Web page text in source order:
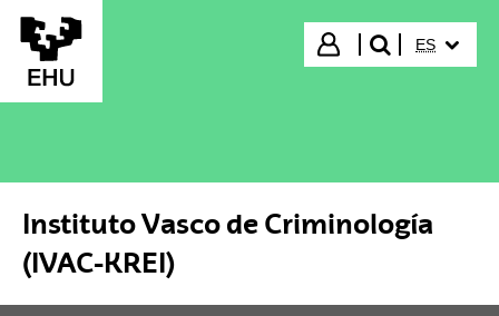
Saltar al contenido principal
Iniciar sesión
buscar"
ES
Instituto Vasco de Criminología
(IVAC-KREI)